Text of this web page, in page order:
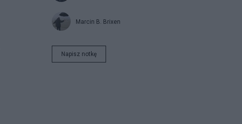
Marcin B. Brixen
Napisz notkę